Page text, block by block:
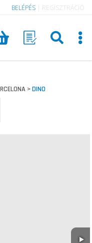
BELÉPÉS REGISZTRÁCIÓ
>DINO